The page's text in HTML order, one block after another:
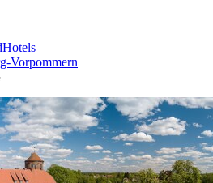
Hotels
Vorpommern